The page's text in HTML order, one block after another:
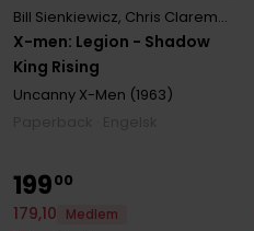
X-men: Legion - Shadow
King Rising
Bill Sienkiewicz, Chris Claremont
Uncanny X-Men (1963)
19900
179,10
Medlem